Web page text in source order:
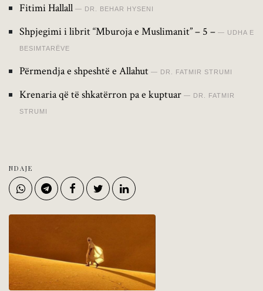
Fitimi Hallall DR. BEHAR HYSENI
Shpjegimi i librit “Mburoja e Muslimanit” – 5 – UDHA E
BESIMTARËVE
Përmendja e shpeshtë e Allahut DR. FATMIR STRUMI
Krenaria që të shkatërron pa e kuptuar DR. FATMIR
STRUMI
NDAJE